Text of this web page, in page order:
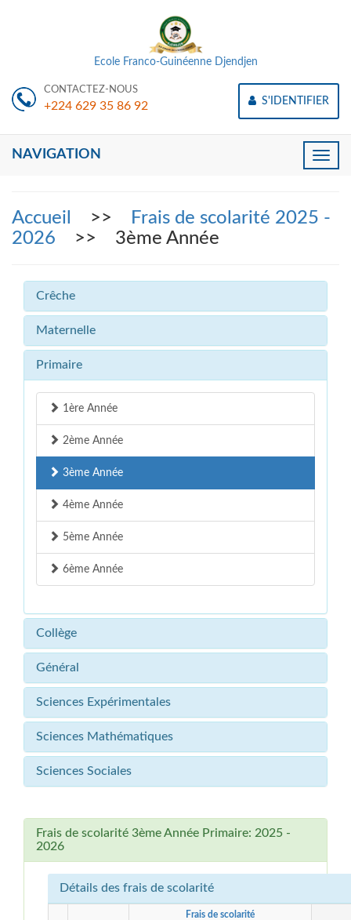
Ecole Franco-Guinéenne Djendjen
CONTACTEZ-NOUS
+224 629 35 86 92 S'IDENTIFIER
Toggle
NAVIGATION
Accueil >>
Frais de scolarité 2025 -
2026
>> 3ème Année
Crêche
Maternelle
Primaire
1ère Année
2ème Année
3ème Année
4ème Année
5ème Année
6ème Année
Collège
Général
Sciences Expérimentales
Sciences Mathématiques
Sciences Sociales
Frais de scolarité 3ème Année Primaire: 2025 -
2026
Détails des frais de scolarité
Frais de scolarité